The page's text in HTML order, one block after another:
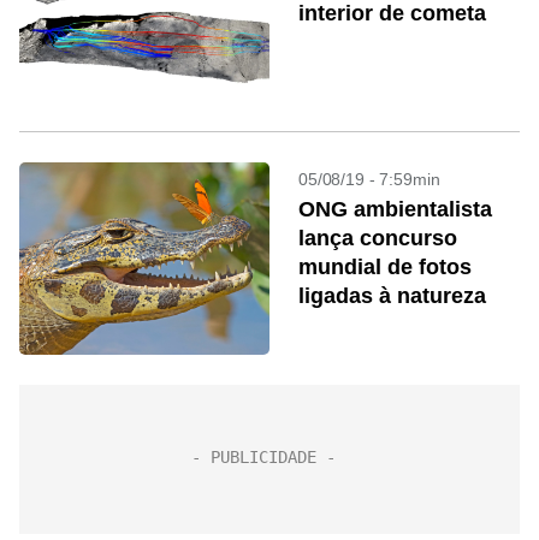
interior de cometa
05/08/19 - 7:59min
ONG ambientalista
lança concurso
mundial de fotos
ligadas à natureza